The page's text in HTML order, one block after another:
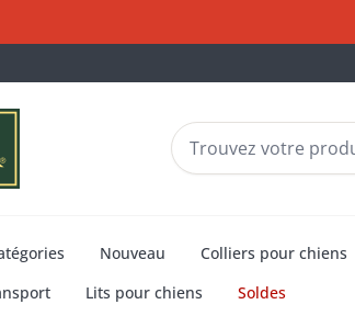
Nouveau Colliers pour chiens
Lits pour chiens Soldes